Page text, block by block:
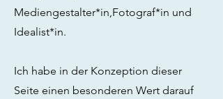
Mediengestalter*in,Fotograf*in und
Idealist*in.
Ich habe in der Konzeption dieser
Seite einen besonderen Wert darauf